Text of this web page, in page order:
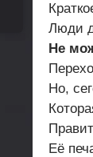
Люди
Не
Но,
Её